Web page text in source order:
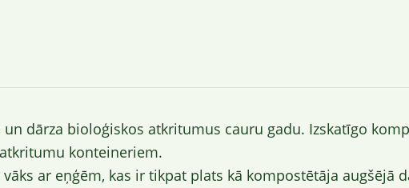
dārza bioloģiskos atkritumus cauru gadu. Izskatīgo
konteineriem.
ar eņģēm, kas ir tikpat plats kā kompostētāja augšējā